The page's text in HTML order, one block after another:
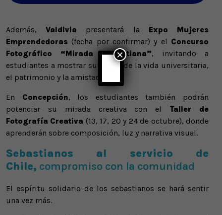
Además,Valdivia presentará la Expo Mujeres
Emprendedoras (fecha por confirmar) y el Concurso
Fotográfico “Mirada Sebastiana”, invitando a
estudiantes a mostrar su visión de la vida universitaria,
el patrimonio y la amistad.
En Concepción, los estudiantes también podrán
potenciar su mirada creativa con el Taller de
Fotografía Creativa (13, 17, 20 y 24 de octubre), donde
aprenderán sobre composición, luz y narrativa visual.
Sebastianos al servicio de
Chile, compromiso con la comunidad
El espíritu solidario de los sebastianos se hará sentir
una vez más.
×